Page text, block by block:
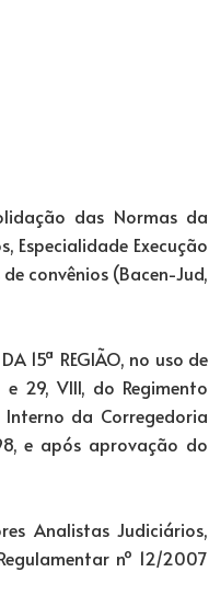
das Normas da
Especialidade Execução
convênios (Bacen-Jud,
15ª REGIÃO, no uso de
29, VIII, do Regimento
Interno da Corregedoria
e após aprovação do
Analistas Judiciários,
nº 12/2007